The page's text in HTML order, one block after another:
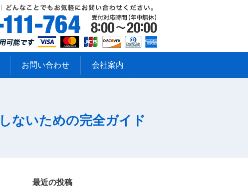
お問い合わせ 会社案内
ないための完全ガイド
最近の投稿